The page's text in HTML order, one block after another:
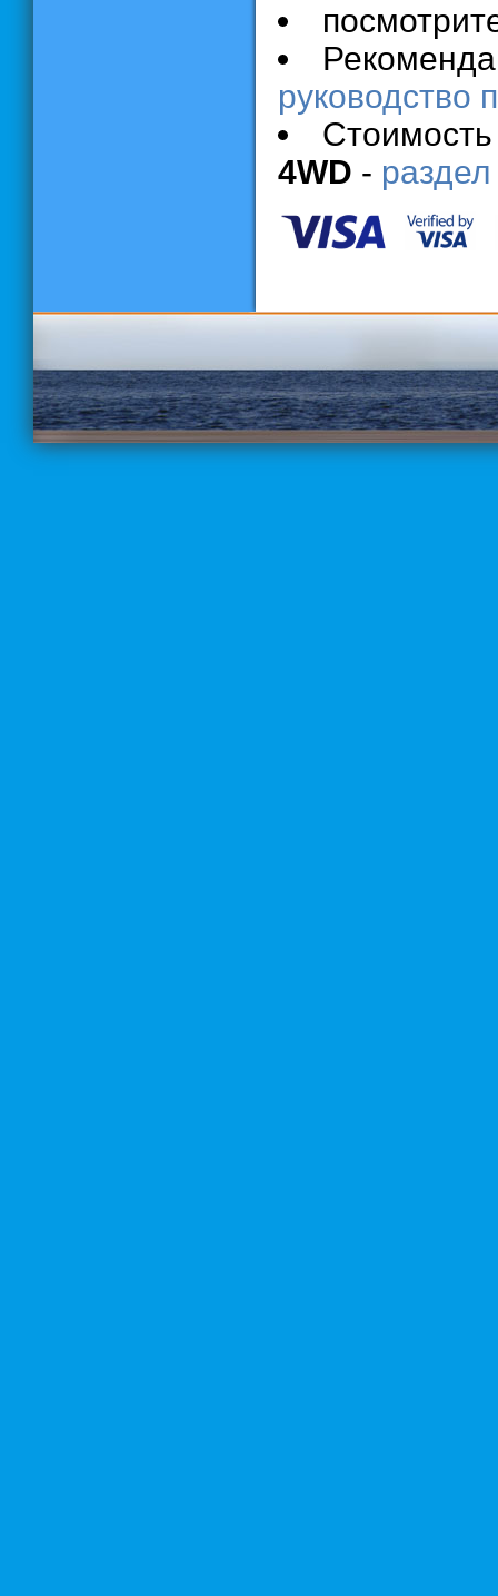
руководство
4WD -